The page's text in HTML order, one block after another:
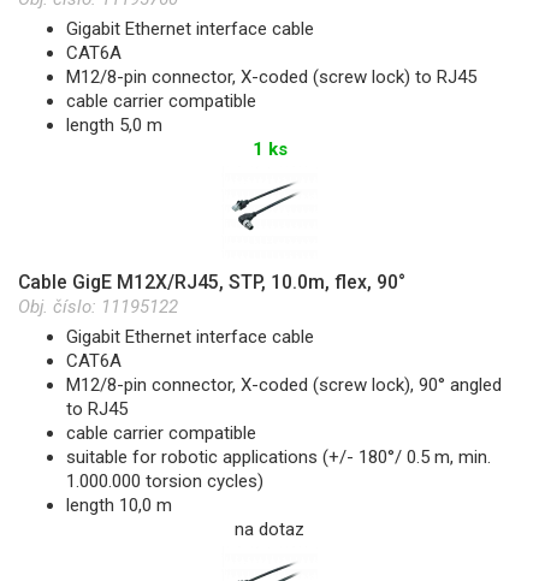
Gigabit Ethernet interface cable
CAT6A
M12/8-pin connector, X-coded (screw lock) to RJ45
cable carrier compatible
length 5,0 m
1 ks
Cable GigE M12X/RJ45, STP, 10.0m, flex, 90°
Obj. číslo: 11195122
Gigabit Ethernet interface cable
CAT6A
M12/8-pin connector, X-coded (screw lock), 90° angled
to RJ45
cable carrier compatible
suitable for robotic applications (+/- 180°/ 0.5 m, min.
1.000.000 torsion cycles)
length 10,0 m
na dotaz